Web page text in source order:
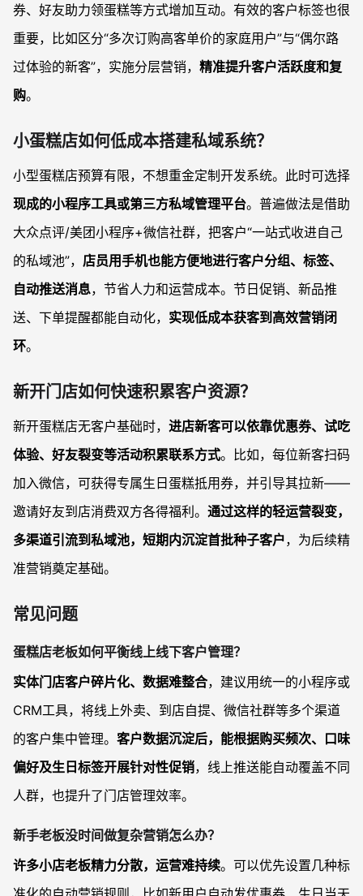
券、好友助力领蛋糕等方式增加互动。有效的客户标签也很
重要，比如区分“多次订购高客单价的家庭用户”与“偶尔路
过体验的新客”，实施分层营销， 精准提升客户活跃度和复
购。
小蛋糕店如何低成本搭建私域系统？
小型蛋糕店预算有限，不想重金定制开发系统。此时可选择
现成的小程序工具或第三方私域管理平台。普遍做法是借助
大众点评/美团小程序+微信社群，把客户“一站式收进自己
的私域池”， 店员用手机也能方便地进行客户分组、标签、
自动推送消息，节省人力和运营成本。节日促销、新品推
送、下单提醒都能自动化， 实现低成本获客到高效营销闭
环。
新开门店如何快速积累客户资源？
新开蛋糕店无客户基础时， 进店新客可以依靠优惠券、试吃
体验、好友裂变等活动积累联系方式。比如，每位新客扫码
加入微信，可获得专属生日蛋糕抵用券，并引导其拉新——
邀请好友到店消费双方各得福利。 通过这样的轻运营裂变，
多渠道引流到私域池，短期内沉淀首批种子客户，为后续精
准营销奠定基础。
常见问题
蛋糕店老板如何平衡线上线下客户管理？
实体门店客户碎片化、数据难整合，建议用统一的小程序或
CRM工具，将线上外卖、到店自提、微信社群等多个渠道
的客户集中管理。 客户数据沉淀后，能根据购买频次、口味
偏好及生日标签开展针对性促销，线上推送能自动覆盖不同
人群，也提升了门店管理效率。
新手老板没时间做复杂营销怎么办？
许多小店老板精力分散，运营难持续。可以优先设置几种标